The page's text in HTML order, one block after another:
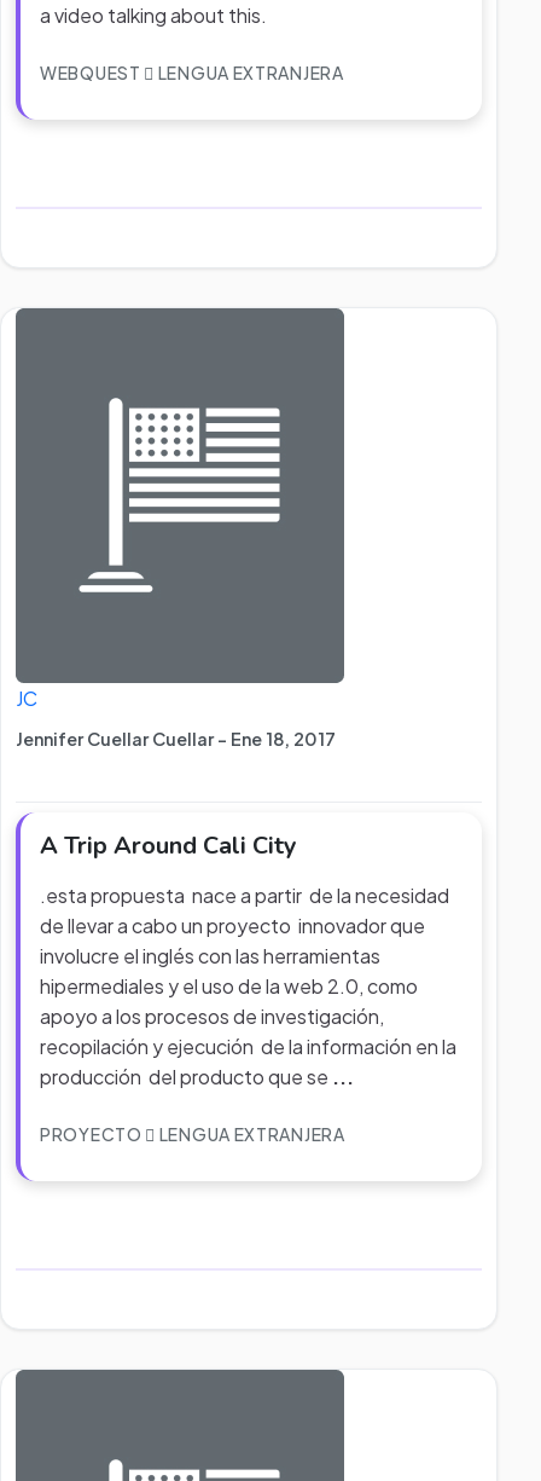
a video talking about this.
WEBQUEST LENGUA EXTRANJERA
JC
Jennifer Cuellar Cuellar - Ene 18, 2017
A Trip Around Cali City
.esta propuesta nace a partir de la necesidad
de llevar a cabo un proyecto innovador que
involucre el inglés con las herramientas
hipermediales y el uso de la web 2.0, como
apoyo a los procesos de investigación,
recopilación y ejecución de la información en la
producción del producto que se ...
PROYECTO LENGUA EXTRANJERA